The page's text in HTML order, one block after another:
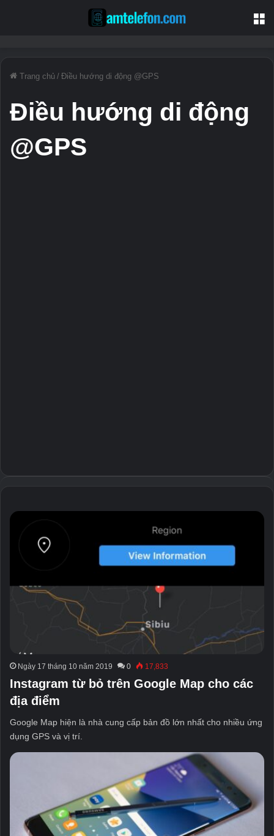
Trang chủ / Điều hướng di động @GPS
Điều hướng di động
@GPS
Ngày 17 tháng 10 năm 2019 0 17,833
Instagram từ bỏ trên Google Map cho các
địa điểm
Google Map hiện là nhà cung cấp bản đồ lớn nhất cho nhiều ứng
dụng GPS và vị trí.